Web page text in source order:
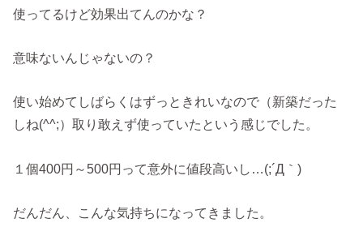
使ってるけど効果出てんのかな？
意味ないんじゃないの？
使い始めてしばらくはずっときれいなので（新築だった
しね(^^;）取り敢えず使っていたという感じでした。
１個400円～500円って意外に値段高いし…(;´Д｀)
だんだん、こんな気持ちになってきました。